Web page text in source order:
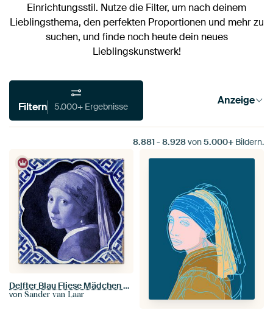
Einrichtungsstil. Nutze die Filter, um nach deinem
Lieblingsthema, den perfekten Proportionen und mehr zu
suchen, und finde noch heute dein neues
Lieblingskunstwerk!
Filtern 5.000+ Ergebnisse Anzeige
8.881 - 8.928von5.000+ Bildern.
Delfter Blau Fliese Mädchen mit Perlenohrring
von Sander van Laar